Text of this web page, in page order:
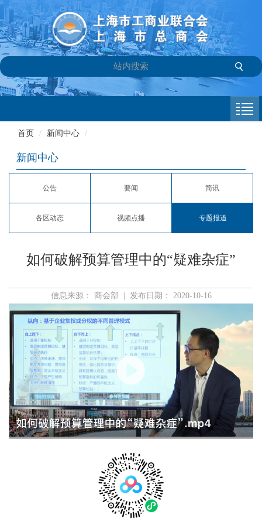
会员专栏
参政议政
信息库
联系我们
首页 / 新闻中心 /
新闻中心
公告 要闻 简讯
各区动态 视频点播 专题报道
如何破解预算管理中的“疑难杂症”
信息来源： 商会部 | 发布日期： 2020-10-16